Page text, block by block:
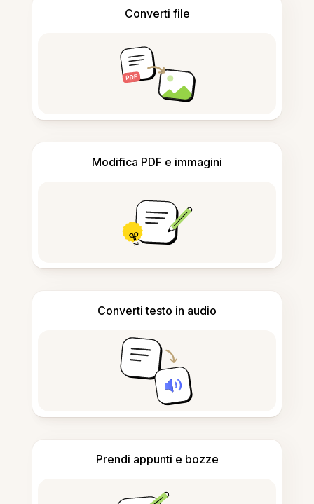
Converti file
Modifica PDF e immagini
Converti testo in audio
Prendi appunti e bozze